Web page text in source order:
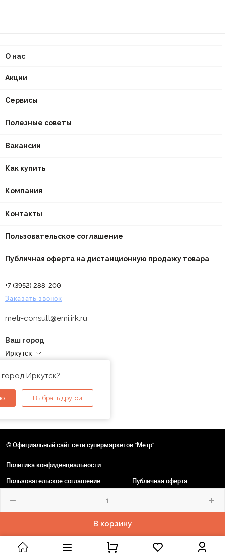
шт
В корзину
О нас
Акции
Сервисы
Полезные советы
Вакансии
Как купить
Компания
Контакты
Пользовательское соглашение
Публичная оферта на дистанционную продажу товара
+7 (3952) 288-200
Заказать звонок
metr-consult@emi.irk.ru
Ваш город
Иркутск
Иркутск?
Выбрать другой
© Официальный сайт сети супермаркетов "Метр"
Политика конфиденциальности
Пользовательское соглашение
Публичная оферта